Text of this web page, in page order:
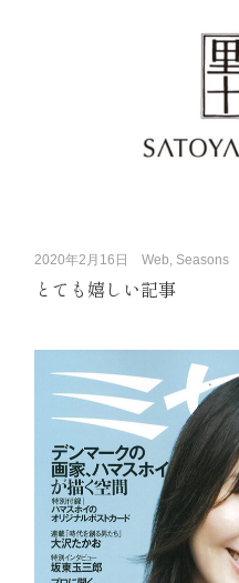
2020年2月16日 Web, Seasons
とても嬉しい記事